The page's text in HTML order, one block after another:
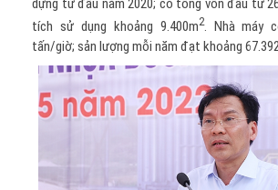
dựng từ đầu năm 2020; có tổng vốn đầu tư
tích sử dụng khoảng 9.400m2. Nhà máy
tấn/giờ; sản lượng mỗi năm đạt khoảng